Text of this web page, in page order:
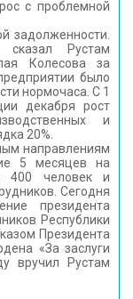
с проблемной
задолженности.
Рустам
Колесова за
было
нормочаса. С 1
декабря рост
и
20%.
направлениям
5 месяцев на
400 человек и
Сегодня
президента
Республики
Президента
«За заслуги
вручил Рустам